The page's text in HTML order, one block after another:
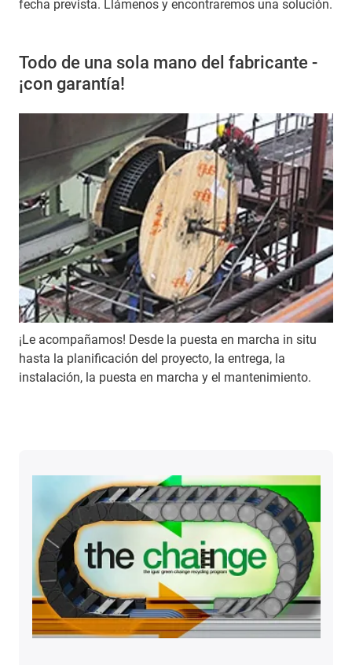
fecha prevista. Llámenos y encontraremos una solución.
Todo de una sola mano del fabricante -
¡con garantía!
¡Le acompañamos! Desde la puesta en marcha in situ
hasta la planificación del proyecto, la entrega, la
instalación, la puesta en marcha y el mantenimiento.